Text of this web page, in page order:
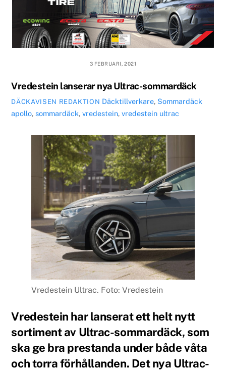
3 FEBRUARI, 2021
Vredestein lanserar nya Ultrac-sommardäck
DÄCKAVISEN REDAKTION Däcktillverkare, Sommardäck
apollo,sommardäck,vredestein,vredestein ultrac
Vredestein Ultrac. Foto: Vredestein
Vredestein har lanserat ett helt nytt
sortiment av Ultrac-sommardäck, som
ska ge bra prestanda under både våta
och torra förhållanden. Det nya Ultrac-